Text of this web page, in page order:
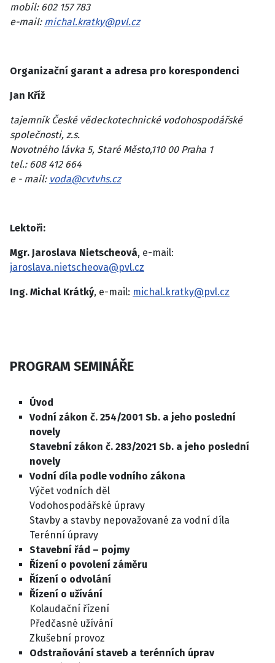
mobil: 602 157 783
e-mail: michal.kratky@pvl.cz
Organizační garant a adresa pro korespondenci
Jan Kříž
tajemník České vědeckotechnické vodohospodářské
společnosti, z.s.
Novotného lávka 5, Staré Město,110 00 Praha 1
tel.: 608 412 664
e - mail: voda@cvtvhs.cz
Lektoři:
Mgr. Jaroslava Nietscheová, e-mail:
jaroslava.nietscheova@pvl.cz
Ing. Michal Krátký, e-mail: michal.kratky@pvl.cz
PROGRAM SEMINÁŘE
Úvod
Vodní zákon č. 254/2001 Sb. a jeho poslední
novely
Stavební zákon č. 283/2021 Sb. a jeho poslední
novely
Vodní díla podle vodního zákona
Výčet vodních děl
Vodohospodářské úpravy
Stavby a stavby nepovažované za vodní díla
Terénní úpravy
Stavební řád – pojmy
Řízení o povolení záměru
Řízení o odvolání
Řízení o užívání
Kolaudační řízení
Předčasné užívání
Zkušební provoz
Odstraňování staveb a terénních úprav